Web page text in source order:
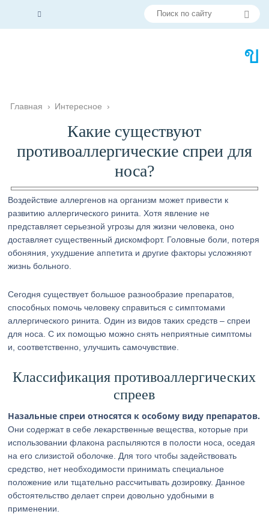
Главная › Интересное ›
Какие существуют
противоаллергические спреи для
носа?
Воздействие аллергенов на организм может привести к
развитию аллергического ринита. Хотя явление не
представляет серьезной угрозы для жизни человека, оно
доставляет существенный дискомфорт. Головные боли, потеря
обоняния, ухудшение аппетита и другие факторы усложняют
жизнь больного.
Сегодня существует большое разнообразие препаратов,
способных помочь человеку справиться с симптомами
аллергического ринита. Один из видов таких средств – спреи
для носа. С их помощью можно снять неприятные симптомы
и, соответственно, улучшить самочувствие.
Классификация противоаллергических
спреев
Назальные спреи относятся к особому виду препаратов.
Они содержат в себе лекарственные вещества, которые при
использовании флакона распыляются в полости носа, оседая
на его слизистой оболочке. Для того чтобы задействовать
средство, нет необходимости принимать специальное
положение или тщательно рассчитывать дозировку. Данное
обстоятельство делает спреи довольно удобными в
применении.